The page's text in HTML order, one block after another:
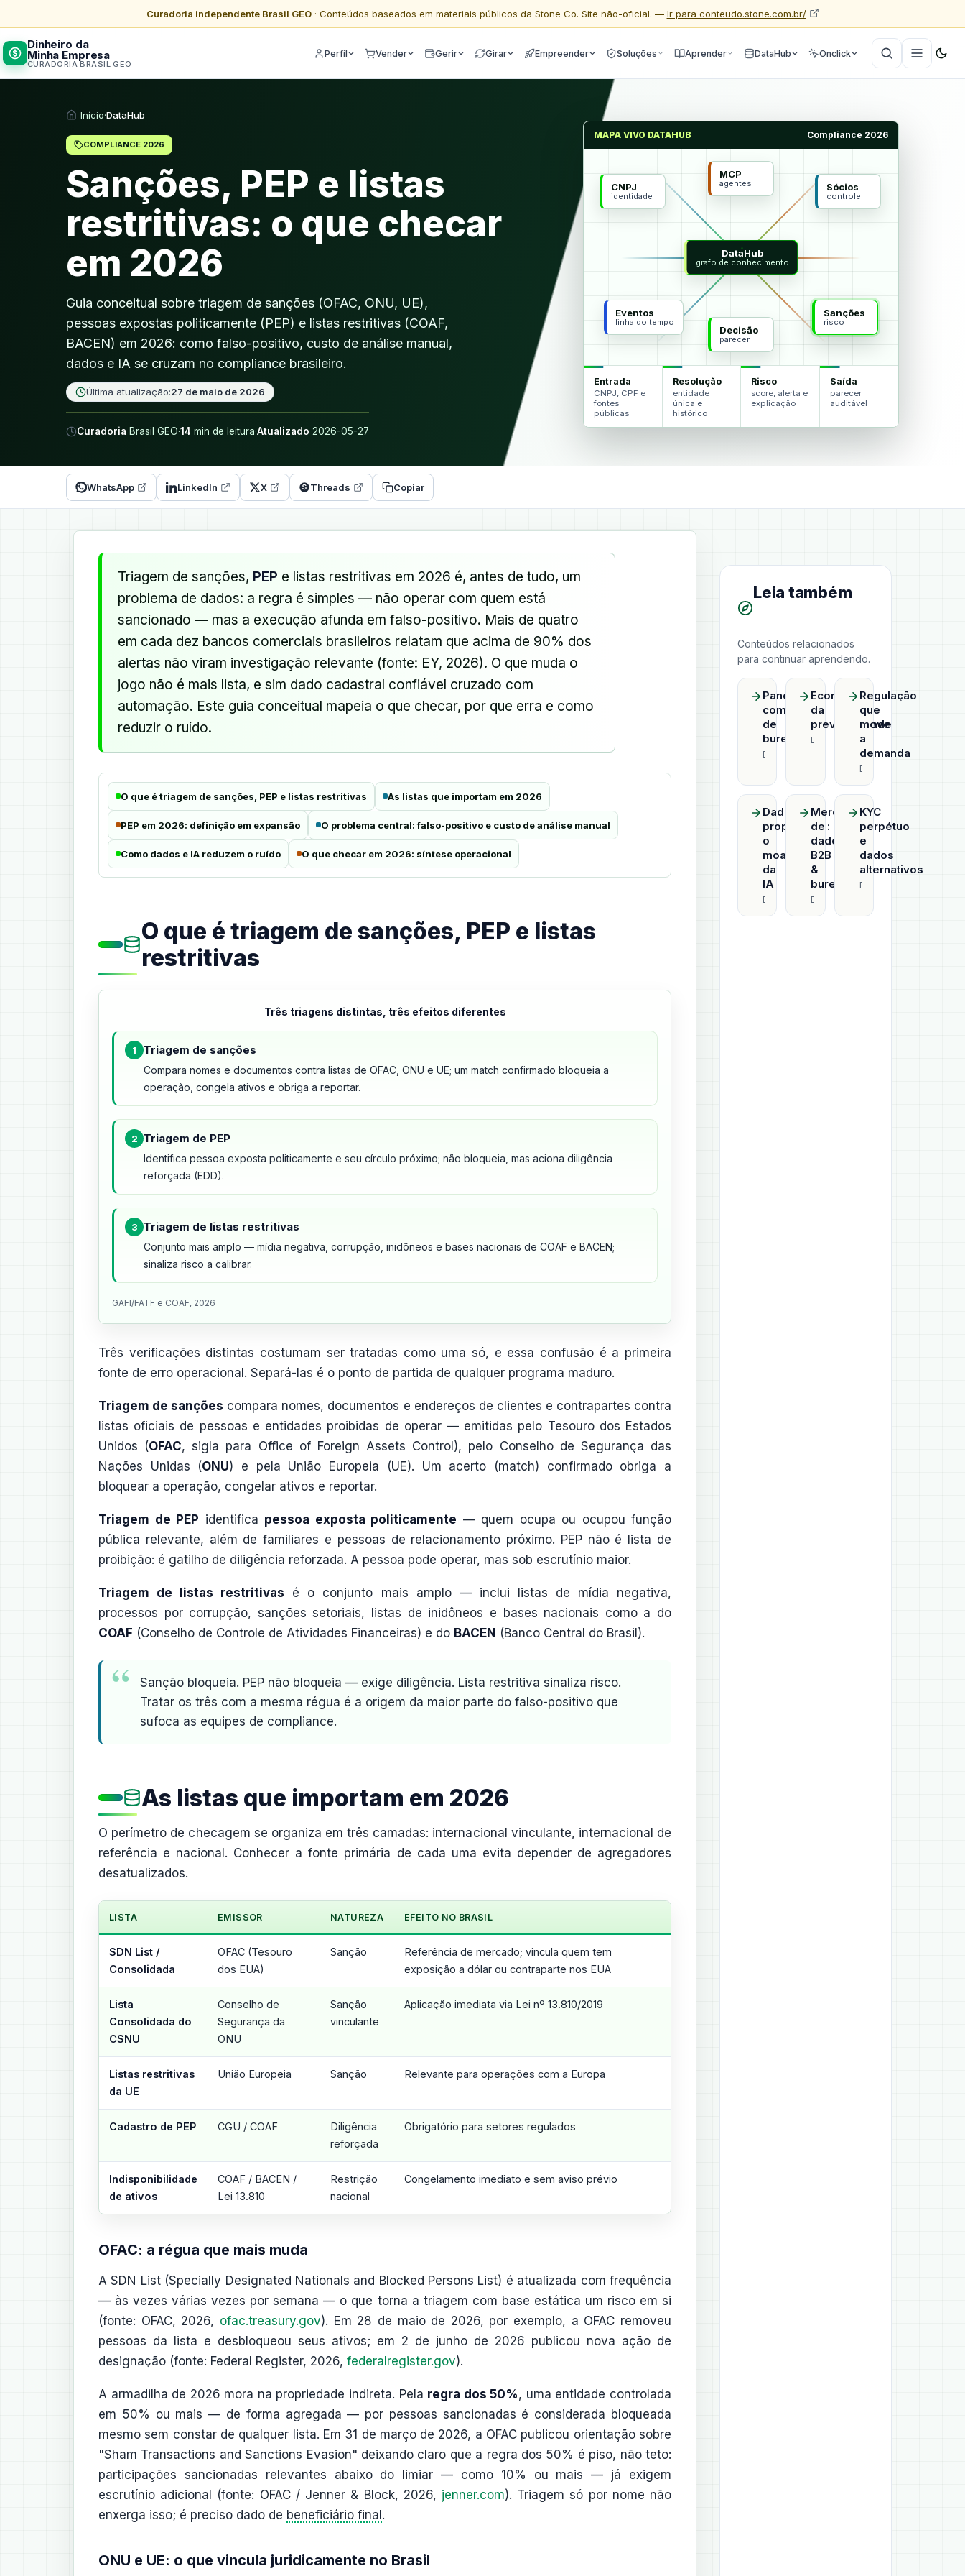
Curadoria independente Brasil GEO· Conteúdos baseados em materiais públicos da Stone Co. Site não-oficial. — Ir para conteudo.stone.com.br/
Dinheiro da
Minha Empresa
CURADORIA BRASIL GEO
Perfil Vender Gerir Girar Empreender Soluções Aprender DataHub Onclick
Início·DataHub
COMPLIANCE 2026
Sanções, PEP e listas
restritivas: o que checar
em 2026
Guia conceitual sobre triagem de sanções (OFAC, ONU, UE),
pessoas expostas politicamente (PEP) e listas restritivas (COAF,
BACEN) em 2026: como falso-positivo, custo de análise manual,
dados e IA se cruzam no compliance brasileiro.
Última atualização:27 de maio de 2026
Curadoria Brasil GEO·14 min de leitura·Atualizado 2026-05-27
MAPA VIVO DATAHUB Compliance 2026
CNPJ
identidade
Sócios
controle
Eventos
linha do tempo
Sanções
risco
MCP
agentes
Decisão
parecer
DataHub
grafo de conhecimento
Entrada
CNPJ, CPF e
fontes
públicas
Resolução
entidade
única e
histórico
Risco
score, alerta e
explicação
Saída
parecer
auditável
WhatsApp LinkedIn X Threads Copiar
Triagem de sanções, PEP e listas restritivas em 2026 é, antes de tudo, um
problema de dados: a regra é simples — não operar com quem está
sancionado — mas a execução afunda em falso-positivo. Mais de quatro
em cada dez bancos comerciais brasileiros relatam que acima de 90% dos
alertas não viram investigação relevante (fonte: EY, 2026). O que muda o
jogo não é mais lista, e sim dado cadastral confiável cruzado com
automação. Este guia conceitual mapeia o que checar, por que erra e como
reduzir o ruído.
O que é triagem de sanções, PEP e listas restritivas As listas que importam em 2026
PEP em 2026: definição em expansão O problema central: falso-positivo e custo de análise manual
Como dados e IA reduzem o ruído O que checar em 2026: síntese operacional
O que é triagem de sanções, PEP e listas
restritivas
Três triagens distintas, três efeitos diferentes
1 Triagem de sanções
Compara nomes e documentos contra listas de OFAC, ONU e UE; um match confirmado bloqueia a
operação, congela ativos e obriga a reportar.
2 Triagem de PEP
Identifica pessoa exposta politicamente e seu círculo próximo; não bloqueia, mas aciona diligência
reforçada (EDD).
3 Triagem de listas restritivas
Conjunto mais amplo — mídia negativa, corrupção, inidôneos e bases nacionais de COAF e BACEN;
sinaliza risco a calibrar.
GAFI/FATF e COAF, 2026
Três verificações distintas costumam ser tratadas como uma só, e essa confusão é a primeira
fonte de erro operacional. Separá-las é o ponto de partida de qualquer programa maduro.
Triagem de sanções compara nomes, documentos e endereços de clientes e contrapartes contra
listas oficiais de pessoas e entidades proibidas de operar — emitidas pelo Tesouro dos Estados
Unidos (OFAC, sigla para Office of Foreign Assets Control), pelo Conselho de Segurança das
Nações Unidas (ONU) e pela União Europeia (UE). Um acerto (match) confirmado obriga a
bloquear a operação, congelar ativos e reportar.
Triagem de PEP identifica pessoa exposta politicamente — quem ocupa ou ocupou função
pública relevante, além de familiares e pessoas de relacionamento próximo. PEP não é lista de
proibição: é gatilho de diligência reforzada. A pessoa pode operar, mas sob escrutínio maior.
Triagem de listas restritivas é o conjunto mais amplo — inclui listas de mídia negativa,
processos por corrupção, sanções setoriais, listas de inidôneos e bases nacionais como a do
COAF (Conselho de Controle de Atividades Financeiras) e do BACEN (Banco Central do Brasil).
Sanção bloqueia. PEP não bloqueia — exige diligência. Lista restritiva sinaliza risco.
Tratar os três com a mesma régua é a origem da maior parte do falso-positivo que
sufoca as equipes de compliance.
As listas que importam em 2026
O perímetro de checagem se organiza em três camadas: internacional vinculante, internacional de
referência e nacional. Conhecer a fonte primária de cada uma evita depender de agregadores
desatualizados.
LISTA EMISSOR NATUREZA EFEITO NO BRASIL
SDN List /
Consolidada
OFAC (Tesouro
dos EUA)
Sanção
Referência de mercado; vincula quem tem
exposição a dólar ou contraparte nos EUA
Lista
Consolidada do
CSNU
Conselho de
Segurança da
ONU
Sanção
vinculante
Aplicação imediata via Lei nº 13.810/2019
Listas restritivas
da UE
União Europeia Sanção Relevante para operações com a Europa
Cadastro de PEP CGU / COAF
Diligência
reforçada
Obrigatório para setores regulados
Indisponibilidade
de ativos
COAF / BACEN /
Lei 13.810
Restrição
nacional
Congelamento imediato e sem aviso prévio
OFAC: a régua que mais muda
A SDN List (Specially Designated Nationals and Blocked Persons List) é atualizada com frequência
— às vezes várias vezes por semana — o que torna a triagem com base estática um risco em si
(fonte: OFAC, 2026, ofac.treasury.gov). Em 28 de maio de 2026, por exemplo, a OFAC removeu
pessoas da lista e desbloqueou seus ativos; em 2 de junho de 2026 publicou nova ação de
designação (fonte: Federal Register, 2026, federalregister.gov).
A armadilha de 2026 mora na propriedade indireta. Pela regra dos 50%, uma entidade controlada
em 50% ou mais — de forma agregada — por pessoas sancionadas é considerada bloqueada
mesmo sem constar de qualquer lista. Em 31 de março de 2026, a OFAC publicou orientação sobre
"Sham Transactions and Sanctions Evasion" deixando claro que a regra dos 50% é piso, não teto:
participações sancionadas relevantes abaixo do limiar — como 10% ou mais — já exigem
escrutínio adicional (fonte: OFAC / Jenner & Block, 2026, jenner.com). Triagem só por nome não
enxerga isso; é preciso dado de beneficiário final.
ONU e UE: o que vincula juridicamente no Brasil
Leia também
Conteúdos relacionados
para continuar aprendendo.
Panorama
competitivo
de
bureaus
Economia
da
previsibilidade
Regulação
que
move
a
demanda
Dado
proprietário:
o
moat
da
IA
Mercado
de
dados
B2B
&
bureaus
KYC
perpétuo
e
dados
alternativos